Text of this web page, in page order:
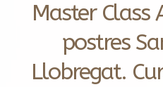
Master Class
postres
Llobregat.